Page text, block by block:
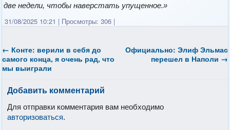
две недели, чтобы наверстать упущенное.»
31/08/2025 10:21 | Просмотры: 306 |
← Конте: верили в себя до
самого конца, я очень рад, что
мы выиграли
Официально: Элиф Эльмас
перешел в Наполи →
Добавить комментарий
Для отправки комментария вам необходимо
авторизоваться.